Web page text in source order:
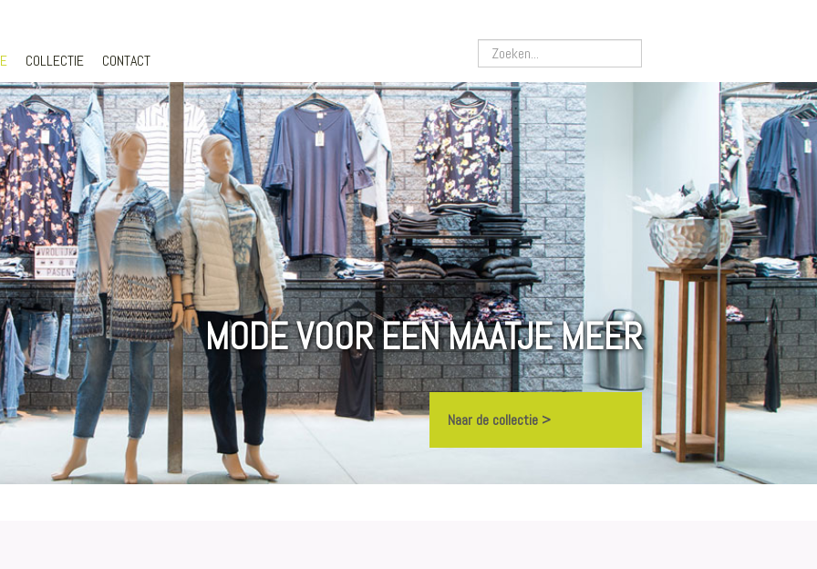
COLLECTIE CONTACT
Zoeken...
MODE VOOR EEN MAATJE MEER
Naar de collectie >